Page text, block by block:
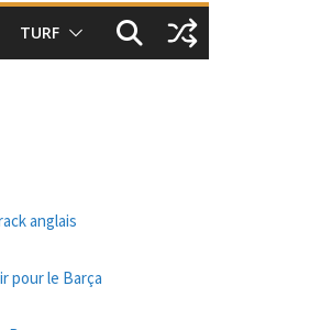
TURF
anglais
pour le Barça